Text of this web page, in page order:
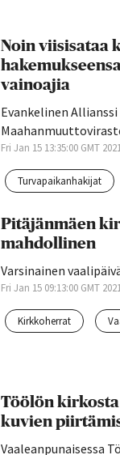
Noin viisisataa
vainoajia
Evankelinen
Fri Jan 15 13:35:00 GMT
turvapaikanhakijat
Pitäjänmäen
mahdollinen
Varsinainen
Fri Jan 15 09:13:00 GMT
kirkkoherrat
Töölön
kuvien
Vaaleanpunaisessa